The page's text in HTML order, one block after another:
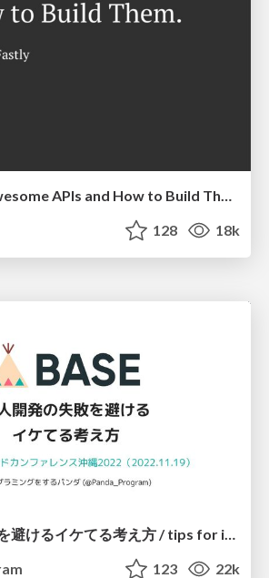
128 18k
個人開発の失敗を避けるイケてる考え方 / tips for indie hackers
123 22k